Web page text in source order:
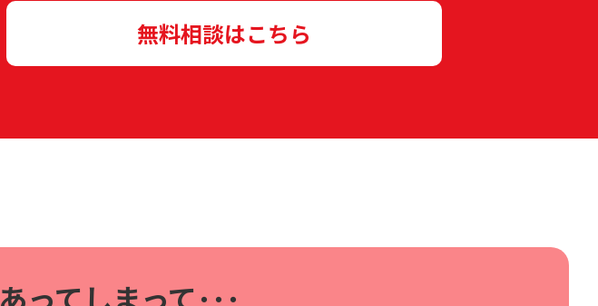
無料相談はこちら
あってしまって･･･